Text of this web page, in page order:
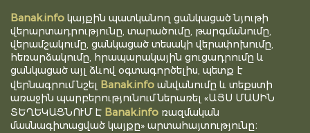
Banak.info կայքին պատկանող ցանկացած նյութի
վերարտադրությունը, տարածումը, թարգմանումը,
վերամշակումը, ցանկացած տեսակի վերափոխումը,
հեռարձակումը, հրապարակային ցուցադրումը և
ցանկացած այլ ձևով օգտագործելիս, պետք է
վերնագրում նշել Banak.info անվանումը և տեքստի
առաջին պարբերությունում ներառել «ԱՅՍ ՄԱՍԻՆ
ՏԵՂԵԿԱՑՆՈՒՄ Է Banak.info ռազմական
մասնագիտացված կայքը» արտահայտությունը։